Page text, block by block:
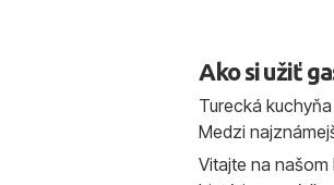
Ako si užiť
Turecká
Medzi
Vitajte na